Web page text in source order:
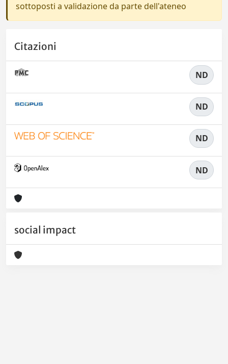
sottoposti a validazione da parte dell'ateneo
Citazioni
ND
ND
ND
ND
social impact